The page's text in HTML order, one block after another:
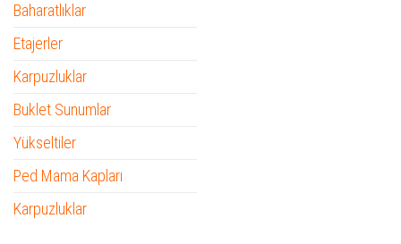
Baharatlıklar
Etajerler
Karpuzluklar
Buklet Sunumlar
Yükseltiler
Ped Mama Kapları
Karpuzluklar